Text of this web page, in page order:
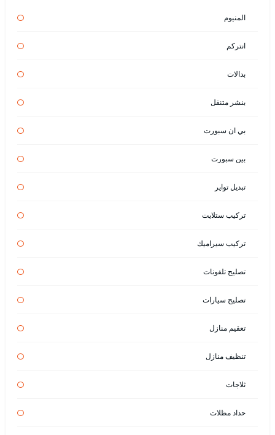
المنيوم
انتركم
بدالات
بنشر متنقل
بي ان سبورت
بين سبورت
تبديل تواير
تركيب ستلايت
تركيب سيراميك
تصليح تلفونات
تصليح سيارات
تعقيم منازل
تنظيف منازل
ثلاجات
حداد مظلات